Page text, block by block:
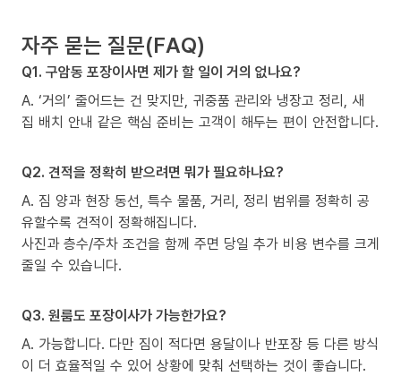
자주 묻는 질문(FAQ)
Q1. 구암동 포장이사면 제가 할 일이 거의 없나요?
A. ‘거의’ 줄어드는 건 맞지만, 귀중품 관리와 냉장고 정리, 새
집 배치 안내 같은 핵심 준비는 고객이 해두는 편이 안전합니다.
Q2. 견적을 정확히 받으려면 뭐가 필요하나요?
A. 짐 양과 현장 동선, 특수 물품, 거리, 정리 범위를 정확히 공
유할수록 견적이 정확해집니다.
사진과 층수/주차 조건을 함께 주면 당일 추가 비용 변수를 크게
줄일 수 있습니다.
Q3. 원룸도 포장이사가 가능한가요?
A. 가능합니다. 다만 짐이 적다면 용달이나 반포장 등 다른 방식
이 더 효율적일 수 있어 상황에 맞춰 선택하는 것이 좋습니다.